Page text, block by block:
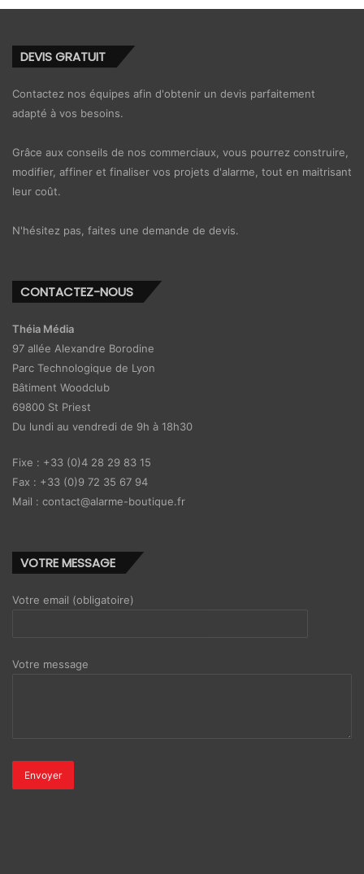
DEVIS GRATUIT
Contactez nos équipes afin d'obtenir un devis parfaitement
adapté à vos besoins.
Grâce aux conseils de nos commerciaux, vous pourrez construire,
modifier, affiner et finaliser vos projets d'alarme, tout en maitrisant
leur coût.
N'hésitez pas, faites une demande de devis.
CONTACTEZ-NOUS
Théia Média
97 allée Alexandre Borodine
Parc Technologique de Lyon
Bâtiment Woodclub
69800 St Priest
Du lundi au vendredi de 9h à 18h30
Fixe : +33 (0)4 28 29 83 15
Fax : +33 (0)9 72 35 67 94
Mail : contact@alarme-boutique.fr
VOTRE MESSAGE
Votre email (obligatoire)
Votre message